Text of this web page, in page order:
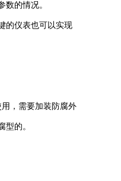
的情况。
的仪表也可以实现
，需要加装防腐外
的。